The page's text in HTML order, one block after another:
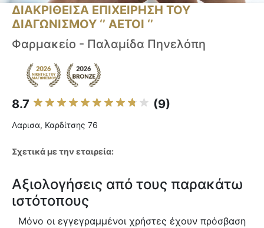
ΔΙΑΚΡΙΘΕΙΣΑ ΕΠΙΧΕΙΡΗΣΗ ΤΟΥ
ΔΙΑΓΩΝΙΣΜΟΥ ‘’ ΑΕΤΟΙ ‘’
Φαρμακείο - Παλαμίδα Πηνελόπη
8.7 (9)
Λαρισα, Καρδίτσης 76
Σχετικά με την εταιρεία:
Αξιολογήσεις από τους παρακάτω
ιστότοπους
Μόνο οι εγγεγραμμένοι χρήστες έχουν πρόσβαση